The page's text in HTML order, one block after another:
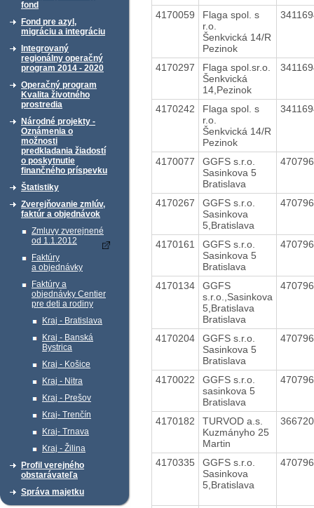
fond
Fond pre azyl,
migráciu a integráciu
Integrovaný
regionálny operačný
program 2014 - 2020
Operačný program
Kvalita životného
prostredia
Národné projekty -
Oznámenia o
možnosti
predkladania žiadostí
o poskytnutie
finančného príspevku
Štatistiky
Zverejňovanie zmlúv,
faktúr a objednávok
Zmluvy zverejnené
od 1.1.2012
Faktúry
a objednávky
Faktúry a
objednávky Centier
pre deti a rodiny
Kraj - Bratislava
Kraj - Banská
Bystrica
Kraj - Košice
Kraj - Nitra
Kraj - Prešov
Kraj- Trenčín
Kraj- Trnava
Kraj - Žilina
Profil verejného
obstarávateľa
Správa majetku
4170059
Flaga spol. s
r.o.
Šenkvická 14/R
Pezinok
4170297
Flaga spol.sr.o.
Šenkvická
14,Pezinok
4170242
Flaga spol. s
r.o.
Šenkvická 14/R
Pezinok
4170077
GGFS s.r.o.
Sasinkova 5
Bratislava
4170267
GGFS s.r.o.
Sasinkova
5,Bratislava
4170161
GGFS s.r.o.
Sasinkova 5
Bratislava
4170134
GGFS
s.r.o.,Sasinkova
5,Bratislava
Bratislava
4170204
GGFS s.r.o.
Sasinkova 5
Bratislava
4170022
GGFS s.r.o.
sasinkova 5
Bratislava
4170182
TURVOD a.s.
Kuzmányho 25
Martin
4170335
GGFS s.r.o.
Sasinkova
5,Bratislava